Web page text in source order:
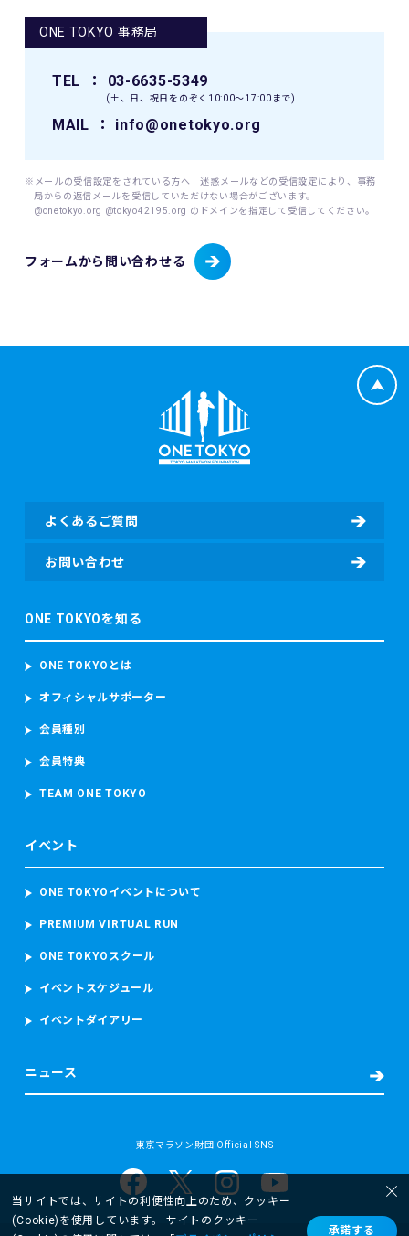
当サイトでは、サイトの利便性向上のため、クッキー
(Cookie)を使用しています。 サイトのクッキー
承諾する
9. 本イベントの参加者が未成年の場合、親権者等法定代理人
10. 本イベントは国内の関連するすべての法律を遵守し、実施
宜の場所に掲示（及び登録されたメールアドレスへの通知
が）された時点からその効力を生じるものとみなされます。
12. 本イベントに関連して生ずる一切の紛争については、東
京地方裁判所を第一審の専属的合意管轄裁判所とします。
フォームから問い合わせる
ONE TOKYO 事務局
TEL ： 03-6635-5349
(土、日、祝日をのぞく10:00〜17:00まで)
MAIL ： info@onetokyo.org
※メールの受信設定をされている方へ 迷惑メールなどの受信設定により、事務
局からの返信メールを受信していただけない場合がございます。
@onetokyo.org @tokyo42195.org のドメインを指定して受信してください。
よくあるご質問
お問い合わせ
ONE TOKYOを知る
ONE TOKYOとは
オフィシャルサポーター
会員種別
会員特典
TEAM ONE TOKYO
イベント
ONE TOKYOイベントについて
PREMIUM VIRTUAL RUN
ONE TOKYOスクール
イベントスケジュール
イベントダイアリー
ニュース
東京マラソン財団 Official SNS